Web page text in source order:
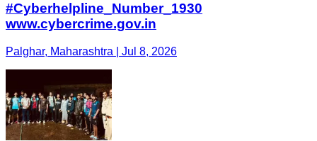
#Cyberhelpline_Number_1930
www.cybercrime.gov.in
Palghar, Maharashtra | Jul 8, 2026